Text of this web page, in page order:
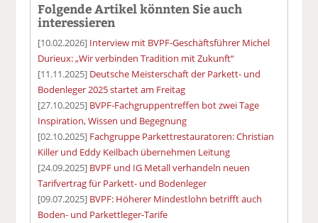
Folgende Artikel könnten Sie auch
interessieren
[10.02.2026] Interview mit BVPF-Geschäftsführer Michel
Durieux: „Wir verbinden Tradition mit Zukunft“
[11.11.2025] Deutsche Meisterschaft der Parkett- und
Bodenleger 2025 startet am Freitag
[27.10.2025] BVPF-Fachgruppentreffen bot zwei Tage
Inspiration, Wissen und Begegnung
[02.10.2025] Fachgruppe Parkettrestauratoren: Christian
Killer und Eddy Keilbach übernehmen Leitung
[24.09.2025] BVPF und IG Metall verhandeln neuen
Tarifvertrag für Parkett- und Bodenleger
[09.07.2025] BVPF: Höherer Mindestlohn betrifft auch
Boden- und Parkettleger-Tarife